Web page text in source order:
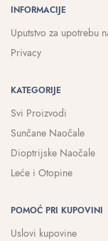
INFORMACIJE
Uputstvo za upotrebu
Privacy
KATEGORIJE
Svi Proizvodi
Sunčane Naočale
Dioptrijske Naočale
Leće i Otopine
POMOĆ PRI KUPOVINI
Uslovi kupovine